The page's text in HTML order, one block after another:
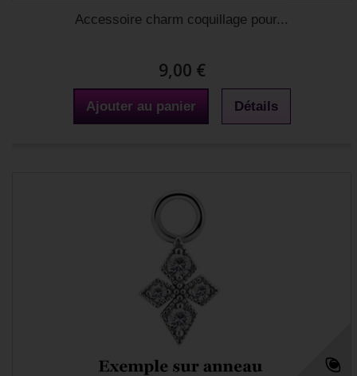
Accessoire charm coquillage pour...
9,00 €
Ajouter au panier Détails